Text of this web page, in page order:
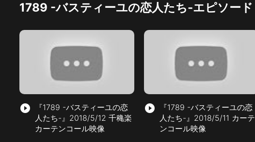
1789 -バスティーユの恋人たち-エピソード
play_circle_filled
『1789 -バスティーユの恋
人たち-』2018/5/12 千穐楽
カーテンコール映像
play_circle_filled
『1789 -バスティーユの恋
人たち-』2018/5/11 カーテ
ンコール映像